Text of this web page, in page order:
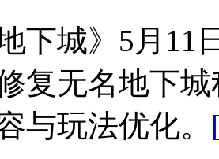
地下城》5月
复无名地下
与玩法优化。